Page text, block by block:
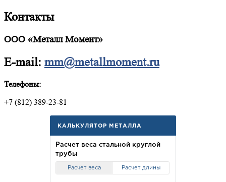
Контакты
ООО «Металл Момент»
E-mail: mm@metallmoment.ru
Телефоны:
+7 (812) 389-23-81